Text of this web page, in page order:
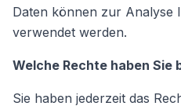
Daten können zur Analyse
verwendet werden.
Welche Rechte haben Sie
Sie haben jederzeit das